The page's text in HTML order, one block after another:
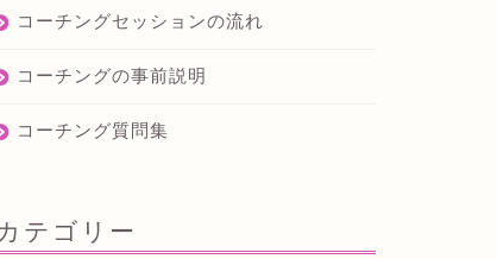
コーチングセッションの流れ
コーチングの事前説明
コーチング質問集
テゴリー